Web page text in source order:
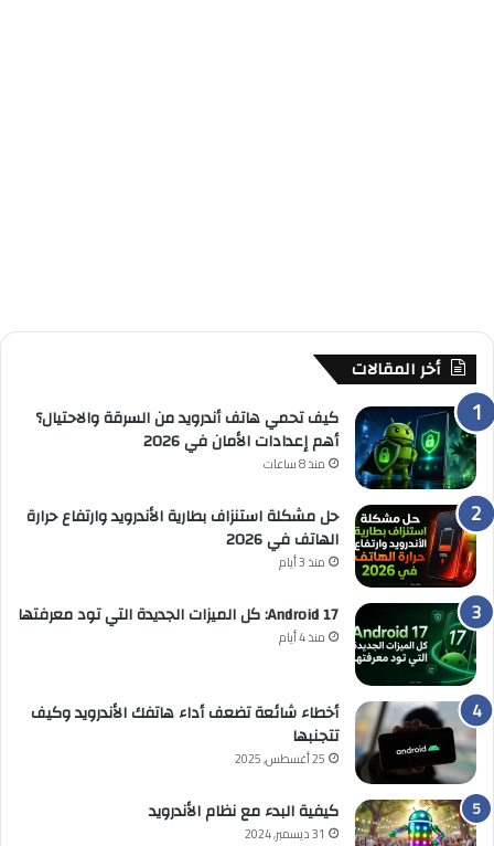
أخر المقالات
كيف تحمي هاتف أندرويد من السرقة والاحتيال؟
أهم إعدادات الأمان في 2026
منذ 8 ساعات
حل مشكلة استنزاف بطارية الأندرويد وارتفاع حرارة
الهاتف في 2026
منذ 3 أيام
Android 17: كل الميزات الجديدة التي تود معرفتها
منذ 4 أيام
أخطاء شائعة تضعف أداء هاتفك الأندرويد وكيف
تتجنبها
25 أغسطس, 2025
كيفية البدء مع نظام الأندرويد
31 ديسمبر, 2024